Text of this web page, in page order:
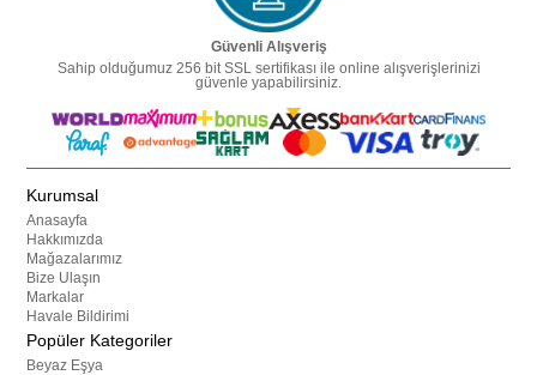
Güvenli Alışveriş
Sahip olduğumuz 256 bit SSL sertifikası ile online alışverişlerinizi
güvenle yapabilirsiniz.
Kurumsal
Anasayfa
Hakkımızda
Mağazalarımız
Bize Ulaşın
Markalar
Havale Bildirimi
Popüler Kategoriler
Beyaz Eşya